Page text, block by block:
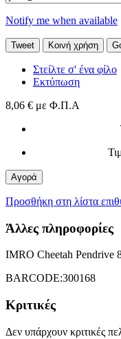
Notify me when available
Tweet Κοινή χρήση
Στείλτε σ' ένα φίλο
Εκτύπωση
8,06 € με Φ.Π.Α
Αγορά
Προσθήκη στη λίστα
Άλλες πληροφορίες
IMRO Cheetah Pendrive
BARCODE:300168
Κριτικές
Δεν υπάρχουν κριτικές